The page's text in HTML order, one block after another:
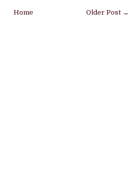
Older Post →
Home